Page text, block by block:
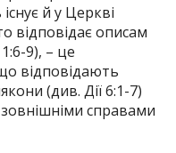
й у Церкві
відповідає описам
9), – це
відповідають
(див. Дії 6:1-7)
зовнішніми справами